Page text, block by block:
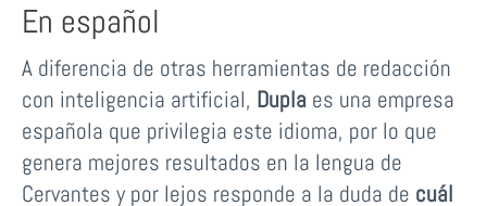
En español
A diferencia de otras herramientas de redacción
con inteligencia artificial, Dupla es una empresa
española que privilegia este idioma, por lo que
genera mejores resultados en la lengua de
Cervantes y por lejos responde a la duda de cuál